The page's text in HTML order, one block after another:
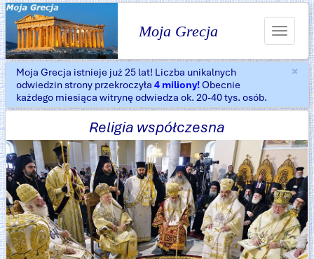
Moja Grecja
Toggle
×
Moja Grecja istnieje już 25 lat! Liczba unikalnych
odwiedzin strony przekroczyła 4 miliony!Obecnie
każdego miesiąca witrynę odwiedza ok. 20-40 tys. osób.
Religia współczesna